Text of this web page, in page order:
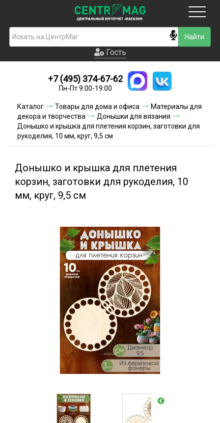
Гость
Новинки
Условия доставки
Условия оплаты
Акции и скидки
Гость
+7 (495) 374-67-62
Пн-Пт 9:00-19:00
Каталог Товары для дома и офиса
Материалы для
декора и творчества
Донышки для вязания
Донышко и крышка для плетения корзин, заготовки для
рукоделия, 10 мм, круг, 9,5 см
Донышко и крышка для плетения
корзин, заготовки для рукоделия, 10
мм, круг, 9,5 см